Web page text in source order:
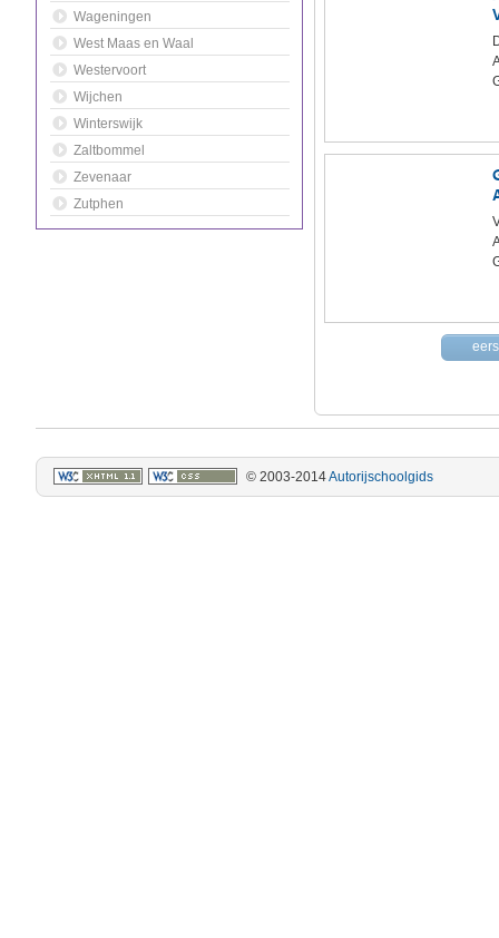
Wageningen
West Maas en Waal
Westervoort
Wijchen
Winterswijk
Zaltbommel
Zevenaar
Zutphen
© 2003-2014Autorijschoolgids